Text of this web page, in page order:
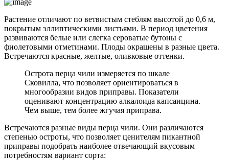
Растение отличают по ветвистым стеблям высотой до 0,6 м,
покрытым эллиптическими листьями. В период цветения
развиваются белые или слегка сероватые бутоны с
фиолетовыми отметинами. Плоды окрашены в разные цвета.
Встречаются красные, желтые, оливковые оттенки.
Острота перца чили измеряется по шкале
Сковилла, что позволяет ориентироваться в
многообразии видов приправы. Показатели
оценивают концентрацию алкалоида капсаицина.
Чем выше, тем более жгучая приправа.
Встречаются разные виды перца чили. Они различаются
степенью остроты, что позволяет ценителям пикантной
приправы подобрать наиболее отвечающий вкусовым
потребностям вариант сорта: